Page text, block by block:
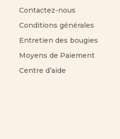
Contactez-nous
Conditions générales
Entretien des bougies
Moyens de Paiement
Centre d’aide